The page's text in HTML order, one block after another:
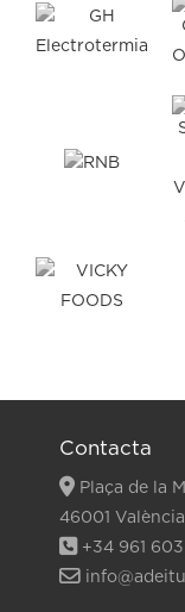
Contacta
Plaça de la
46001 València
+34 961